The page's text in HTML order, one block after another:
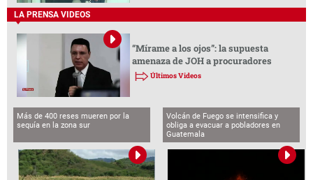
LA PRENSA VIDEOS
“Mírame a los ojos”: la supuesta
amenaza de JOH a procuradores
Últimos Videos
Más de 400 reses mueren por la
sequía en la zona sur
Volcán de Fuego se intensifica y
obliga a evacuar a pobladores en
Guatemala